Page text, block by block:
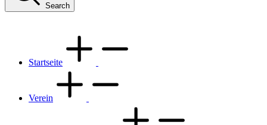
Search
Startseite
Verein